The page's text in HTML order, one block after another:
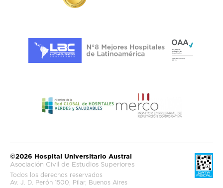
©2026 Hospital Universitario Austral
Asociación Civil de Estudios Superiores
Todos los derechos reservados
Av. J. D. Perón 1500, Pilar, Buenos Aires